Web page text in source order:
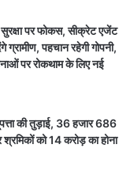
सुरक्षा पर फोकस, सीक्रेट एजेंट
पहचान रहेगी गोपनी,
पर रोकथाम के लिए नई
की तुड़ाई, 36 हजार 686
को 14 करोड़ का होना